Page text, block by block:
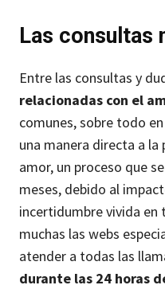
Las consultas
Entre las consultas y
relacionadas con el
comunes, sobre todo
una manera directa a
amor, un proceso que
meses, debido al
incertidumbre vivida en
muchas las webs
atender a todas las
durante las 24 horas